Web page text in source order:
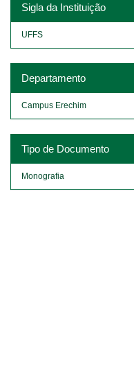
Sigla da Instituição
UFFS
Departamento
Campus Erechim
Tipo de Documento
Monografia